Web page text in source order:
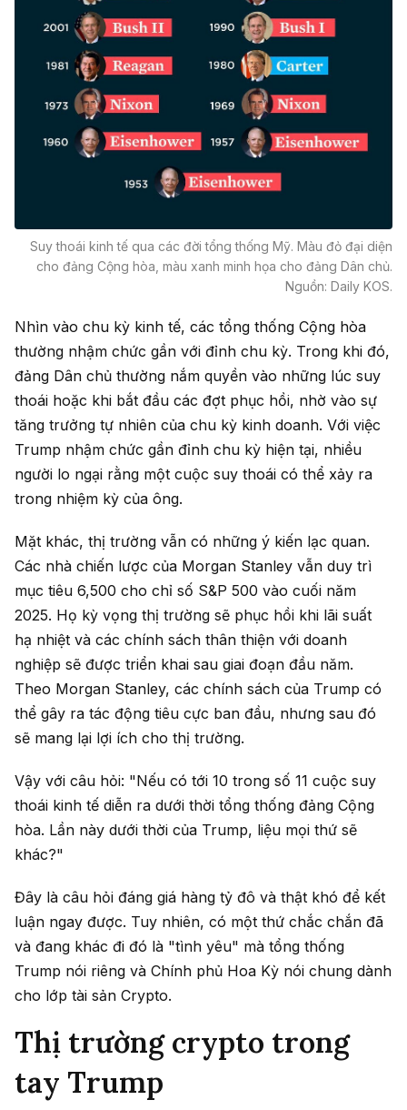
Suy thoái kinh tế qua các đời tổng thống Mỹ. Màu đỏ đại diện
cho đảng Cộng hòa, màu xanh minh họa cho đảng Dân chủ.
Nguồn: Daily KOS.
Nhìn vào chu kỳ kinh tế, các tổng thống Cộng hòa
thường nhậm chức gần với đỉnh chu kỳ. Trong khi đó,
đảng Dân chủ thường nắm quyền vào những lúc suy
thoái hoặc khi bắt đầu các đợt phục hồi, nhờ vào sự
tăng trưởng tự nhiên của chu kỳ kinh doanh. Với việc
Trump nhậm chức gần đỉnh chu kỳ hiện tại, nhiều
người lo ngại rằng một cuộc suy thoái có thể xảy ra
trong nhiệm kỳ của ông.
Mặt khác, thị trường vẫn có những ý kiến lạc quan.
Các nhà chiến lược của Morgan Stanley vẫn duy trì
mục tiêu 6,500 cho chỉ số S&P 500 vào cuối năm
2025. Họ kỳ vọng thị trường sẽ phục hồi khi lãi suất
hạ nhiệt và các chính sách thân thiện với doanh
nghiệp sẽ được triển khai sau giai đoạn đầu năm.
Theo Morgan Stanley, các chính sách của Trump có
thể gây ra tác động tiêu cực ban đầu, nhưng sau đó
sẽ mang lại lợi ích cho thị trường.
Vậy với câu hỏi: "Nếu có tới 10 trong số 11 cuộc suy
thoái kinh tế diễn ra dưới thời tổng thống đảng Cộng
hòa. Lần này dưới thời của Trump, liệu mọi thứ sẽ
khác?"
Đây là câu hỏi đáng giá hàng tỷ đô và thật khó để kết
luận ngay được. Tuy nhiên, có một thứ chắc chắn đã
và đang khác đi đó là "tình yêu" mà tổng thống
Trump nói riêng và Chính phủ Hoa Kỳ nói chung dành
cho lớp tài sản Crypto.
Thị trường crypto trong
tay Trump